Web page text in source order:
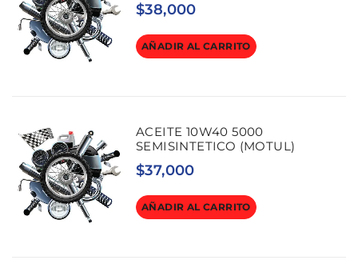
$38,000
AÑADIR AL CARRITO
ACEITE 10W40 5000
SEMISINTETICO (MOTUL)
$37,000
AÑADIR AL CARRITO